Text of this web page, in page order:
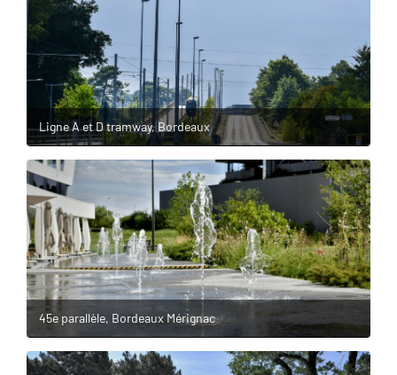
Ligne A et D tramway, Bordeaux
45e parallèle, Bordeaux Mérignac